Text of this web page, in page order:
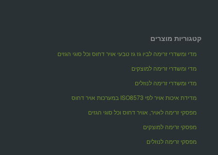
קטגוריות מוצרים
מדי ומשדרי זרימה לביו גז גז טבעי אויר דחוס וכל סוגי הגזים
מדי ומשדרי זרימה למוצקים
מדי ומשדרי זרימה לנוזלים
מדידת איכות אויר לפי ISO8573 במערכות אויר דחוס
מפסקי זרימה לאויר, אוויר דחוס וכל סוגי הגזים
מפסקי זרימה למוצקים
מפסקי זרימה לנוזלים